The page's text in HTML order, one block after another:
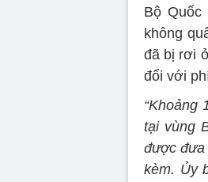
Bộ
không
đã bị rơi
đổi với
“Khoảng
tại vùng
được đưa
kèm. Ủy